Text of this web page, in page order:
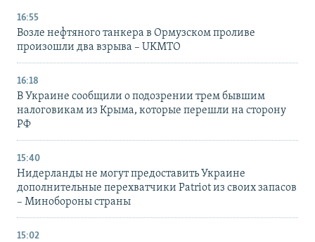
16:55
Возле нефтяного танкера в Ормузском проливе
произошли два взрыва – UKMTO
16:18
В Украине сообщили о подозрении трем бывшим
налоговикам из Крыма, которые перешли на сторону
РФ
15:40
Нидерланды не могут предоставить Украине
дополнительные перехватчики Patriot из своих запасов
– Минобороны страны
15:02